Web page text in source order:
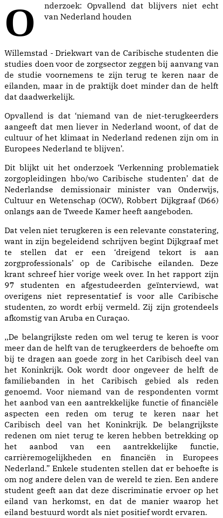
Onderzoek: Opvallend dat blijvers niet echt van Nederland houden
Willemstad - Driekwart van de Caribische studenten die
studies doen voor de zorgsector zeggen bij aanvang van
de studie voornemens te zijn terug te keren naar de
eilanden, maar in de praktijk doet minder dan de helft
dat daadwerkelijk.
Opvallend is dat ‘niemand van de niet-terugkeerders
aangeeft dat men liever in Nederland woont, of dat de
cultuur of het klimaat in Nederland redenen zijn om in
Europees Nederland te blijven’.
Dit blijkt uit het onderzoek ‘Verkenning problematiek
zorgopleidingen hbo/wo Caribische studenten’ dat de
Nederlandse demissionair minister van Onderwijs,
Cultuur en Wetenschap (OCW), Robbert Dijkgraaf (D66)
onlangs aan de Tweede Kamer heeft aangeboden.
Dat velen niet terugkeren is een relevante constatering,
want in zijn begeleidend schrijven begint Dijkgraaf met
te stellen dat er een ‘dreigend tekort is aan
zorgprofessionals’ op de Caribische eilanden. Deze
krant schreef hier vorige week over. In het rapport zijn
97 studenten en afgestudeerden geïnterviewd, wat
overigens niet representatief is voor alle Caribische
studenten, zo wordt erbij vermeld. Zij zijn grotendeels
afkomstig van Aruba en Curaçao.
,,De belangrijkste reden om wel terug te keren is voor
meer dan de helft van de terugkeerders de behoefte om
bij te dragen aan goede zorg in het Caribisch deel van
het Koninkrijk. Ook wordt door ongeveer de helft de
familiebanden in het Caribisch gebied als reden
genoemd. Voor niemand van de respondenten vormt
het aanbod van een aantrekkelijke functie of financiële
aspecten een reden om terug te keren naar het
Caribisch deel van het Koninkrijk. De belangrijkste
redenen om niet terug te keren hebben betrekking op
het aanbod van een aantrekkelijke functie,
carrièremogelijkheden en financiën in Europees
Nederland.” Enkele studenten stellen dat er behoefte is
om nog andere delen van de wereld te zien. Een andere
student geeft aan dat deze discriminatie ervoer op het
eiland van herkomst, en dat de manier waarop het
eiland bestuurd wordt als niet positief wordt ervaren.